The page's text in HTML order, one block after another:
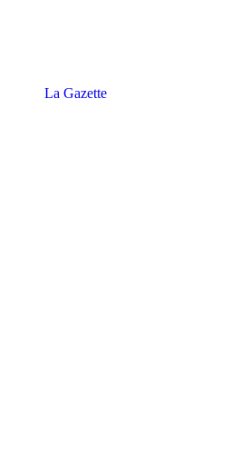
La Gazette